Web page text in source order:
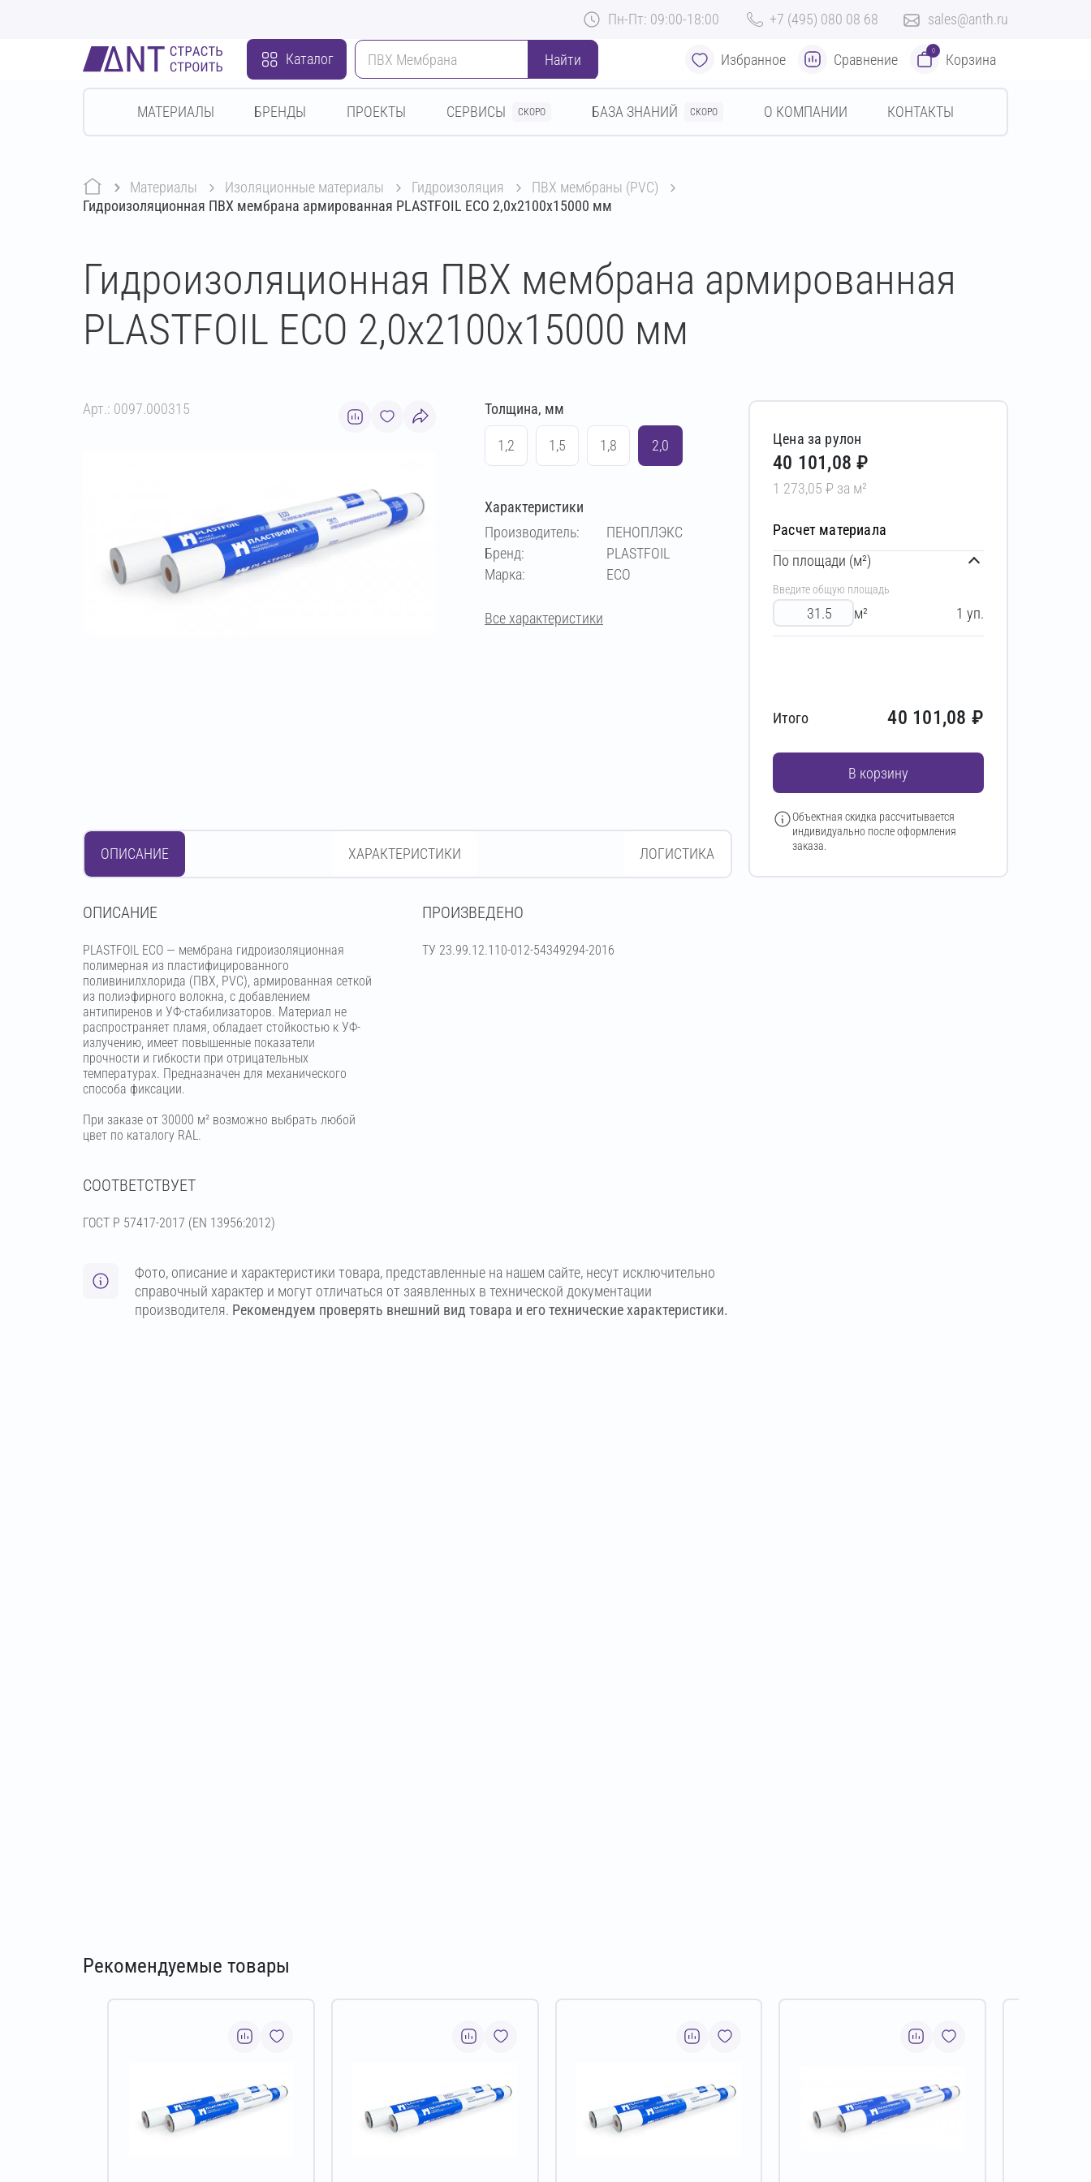
Пн-Пт: 09:00-18:00 +7 (495) 080 08 68 sales@anth.ru
Каталог Найти Избранное Сравнение
0
Корзина
МАТЕРИАЛЫ БРЕНДЫ ПРОЕКТЫ СЕРВИСЫ СКОРО БАЗА ЗНАНИЙ СКОРО О КОМПАНИИ КОНТАКТЫ
Материалы изоляционные материалы гидроизоляция
ПВХ мембраны (PVC)
Гидроизоляционная ПВХ мембрана армированная PLASTFOIL ECO 2,0x2100x15000 мм
Гидроизоляционная ПВХ мембрана армированная
PLASTFOIL ECO 2,0x2100x15000 мм
Арт.: 0097.000315 Толщина, мм
1,2 1,5 1,8 2,0
Характеристики
Производитель:
ПЕНОПЛЭКС
Бренд:
PLASTFOIL
Марка:
ECO
Все характеристики
ОПИСАНИЕ ХАРАКТЕРИСТИКИ ЛОГИСТИКА
OПИСАНИЕ
PLASTFOIL ECO — мембрана гидроизоляционная
полимерная из пластифицированного
поливинилхлорида (ПВХ, PVC), армированная сеткой
из полиэфирного волокна, с добавлением
антипиренов и УФ-стабилизаторов. Материал не
распространяет пламя, обладает стойкостью к УФ-
излучению, имеет повышенные показатели
прочности и гибкости при отрицательных
температурах. Предназначен для механического
способа фиксации.
При заказе от 30000 м² возможно выбрать любой
цвет по каталогу RAL.
ПРОИЗВЕДЕНО
ТУ 23.99.12.110-012-54349294-2016
СООТВЕТСТВУЕТ
ГОСТ Р 57417-2017 (EN 13956:2012)
Фото, описание и характеристики товара, представленные на нашем сайте, несут исключительно
справочный характер и могут отличаться от заявленных в технической документации
производителя. Рекомендуем проверять внешний вид товара и его технические характеристики.
Цена за рулон
40 101,08 ₽
1 273,05 ₽ за м²
Расчет материала
По площади (м²)
Введите общую площадь
м² 1 уп.
Итого 40 101,08 ₽
В корзину
Объектная скидка рассчитывается
индивидуально после оформления
заказа.
Рекомендуемые товары